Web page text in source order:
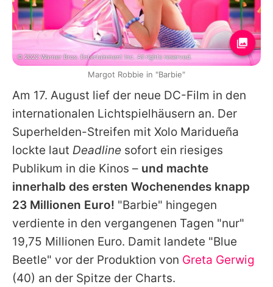
Am 17. August lief der neue DC-Film in den
internationalen Lichtspielhäusern an. Der
Superhelden-Streifen mit Xolo Maridueña
lockte laut Deadline sofort ein riesiges
Publikum in die Kinos – und machte
innerhalb des ersten Wochenendes knapp
23 Millionen Euro! "Barbie" hingegen
verdiente in den vergangenen Tagen "nur"
19,75 Millionen Euro. Damit landete "Blue
Beetle" vor der Produktion von Greta Gerwig
(40) an der Spitze der Charts.
© 2022 Warner Bros. Entertainment Inc. All rights reserved.
Margot Robbie in "Barbie"